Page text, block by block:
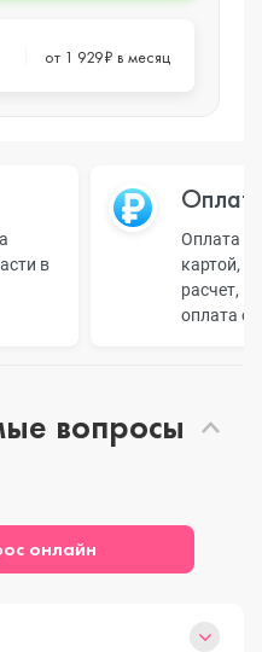
от 1 929₽ в месяц
в
Оплата
картой,
расчет,
оплата
вопросы
онлайн